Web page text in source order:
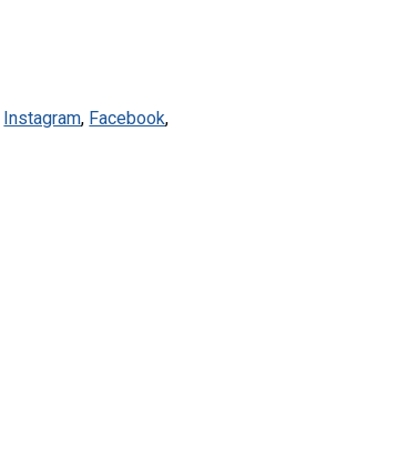
Instagram, Facebook,